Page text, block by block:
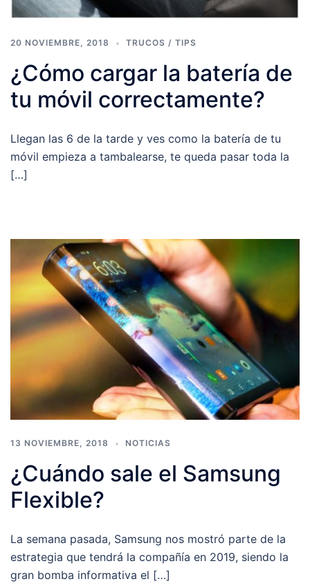
20 NOVIEMBRE, 2018 TRUCOS / TIPS
¿Cómo cargar la batería de
tu móvil correctamente?
Llegan las 6 de la tarde y ves como la batería de tu
móvil empieza a tambalearse, te queda pasar toda la
[…]
13 NOVIEMBRE, 2018 NOTICIAS
¿Cuándo sale el Samsung
Flexible?
La semana pasada, Samsung nos mostró parte de la
estrategia que tendrá la compañía en 2019, siendo la
gran bomba informativa el […]